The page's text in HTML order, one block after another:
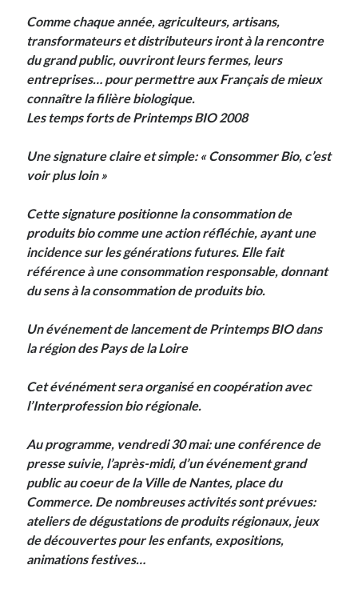
JFdansC’était pas mieux avant… à Lyon
littleceltdansComment j’ai opéré ma vélorution toute personnelle
AnthonydansComment j’ai opéré ma vélorution toute personnelle
Renaud DucherdansComment j’ai opéré ma vélorution toute
personnelle
On parle de quoi ?
A Lyon
Coup de coeur
Daddy
Engagé
Geek
Green
Lectures
Lyon
Mini-monsieur
Non classé
Patchwork
Photos
Post inutile
Proust
Sons
Sorties cuculturelles
Tavukoi
Comme chaque année, agriculteurs, artisans,
transformateurs et distributeurs iront à la rencontre
du grand public, ouvriront leurs fermes, leurs
entreprises… pour permettre aux Français de mieux
connaître la filière biologique.
Les temps forts de Printemps BIO 2008
Une signature claire et simple: « Consommer Bio, c’est
voir plus loin »
Cette signature positionne la consommation de
produits bio comme une action réfléchie, ayant une
incidence sur les générations futures. Elle fait
référence à une consommation responsable, donnant
du sens à la consommation de produits bio.
Un événement de lancement de Printemps BIO dans
la région des Pays de la Loire
Cet événément sera organisé en coopération avec
l’Interprofession bio régionale.
Au programme, vendredi 30 mai: une conférence de
presse suivie, l’après-midi, d’un événement grand
public au coeur de la Ville de Nantes, place du
Commerce. De nombreuses activités sont prévues:
ateliers de dégustations de produits régionaux, jeux
de découvertes pour les enfants, expositions,
animations festives…